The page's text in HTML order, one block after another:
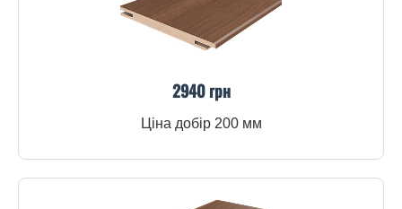
2940 грн
Ціна добір 200 мм